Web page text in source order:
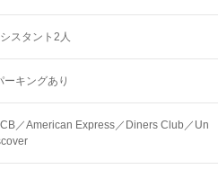
スタント2人
キングあり
／American Express／Diners Club／Un